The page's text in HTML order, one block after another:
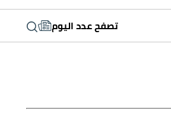
تصفح عدد اليوم